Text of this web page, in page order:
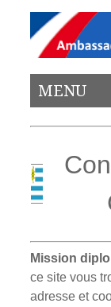
MENU
Mission
ce site vous
adresse et